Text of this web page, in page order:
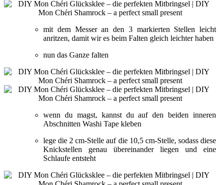
mit dem Messer an den 3 markierten Stellen leicht
anritzen, damit wir es beim Falten gleich leichter haben
nun das Ganze falten
wenn du magst, kannst du auf den beiden inneren
Abschnitten Washi Tape kleben
lege die 2 cm-Stelle auf die 10,5 cm-Stelle, sodass diese
Knickstellen genau übereinander liegen und eine
Schlaufe entsteht